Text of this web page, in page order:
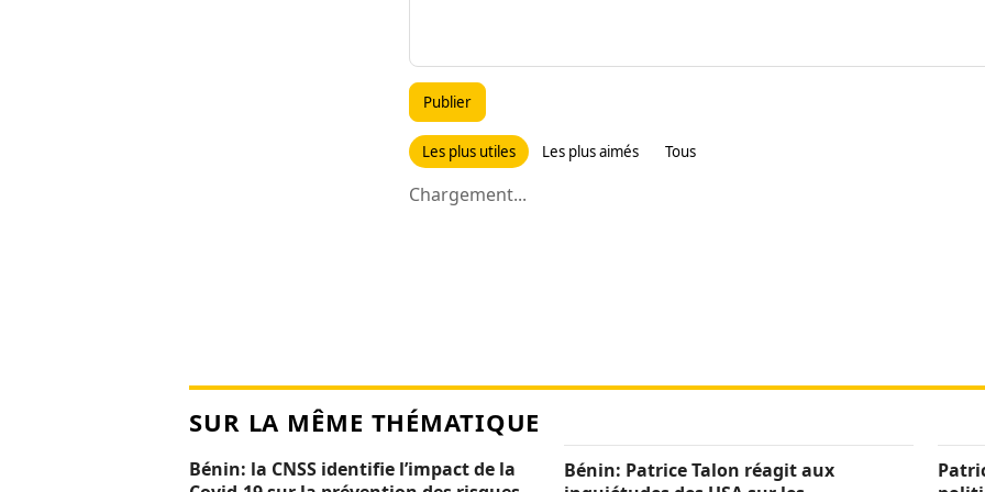
Publier
Les plus utiles Les plus aimés Tous
Chargement...
SUR LA MÊME THÉMATIQUE
Bénin: la CNSS identifie l’impact de la
Bénin: Patrice Talon réagit aux